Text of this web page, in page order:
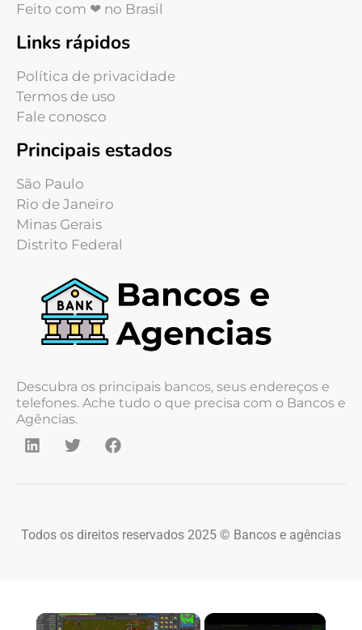
Feito com ❤ no Brasil
Links rápidos
Política de privacidade
Termos de uso
Fale conosco
Principais estados
São Paulo
Rio de Janeiro
Minas Gerais
Distrito Federal
Descubra os principais bancos, seus endereços e
telefones. Ache tudo o que precisa com o Bancos e
Agências.
Todos os direitos reservados 2025 © Bancos e agências
×